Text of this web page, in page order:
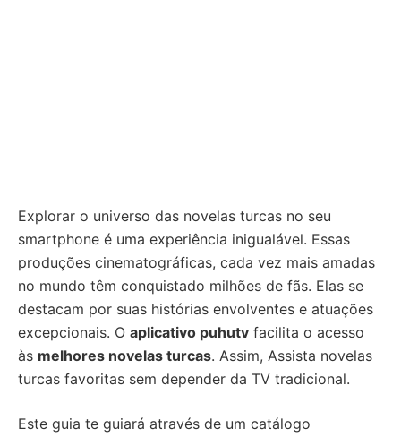
Explorar o universo das novelas turcas no seu
smartphone é uma experiência inigualável. Essas
produções cinematográficas, cada vez mais amadas
no mundo têm conquistado milhões de fãs. Elas se
destacam por suas histórias envolventes e atuações
excepcionais. O aplicativo puhutv facilita o acesso
às melhores novelas turcas. Assim, Assista novelas
turcas favoritas sem depender da TV tradicional.
Este guia te guiará através de um catálogo